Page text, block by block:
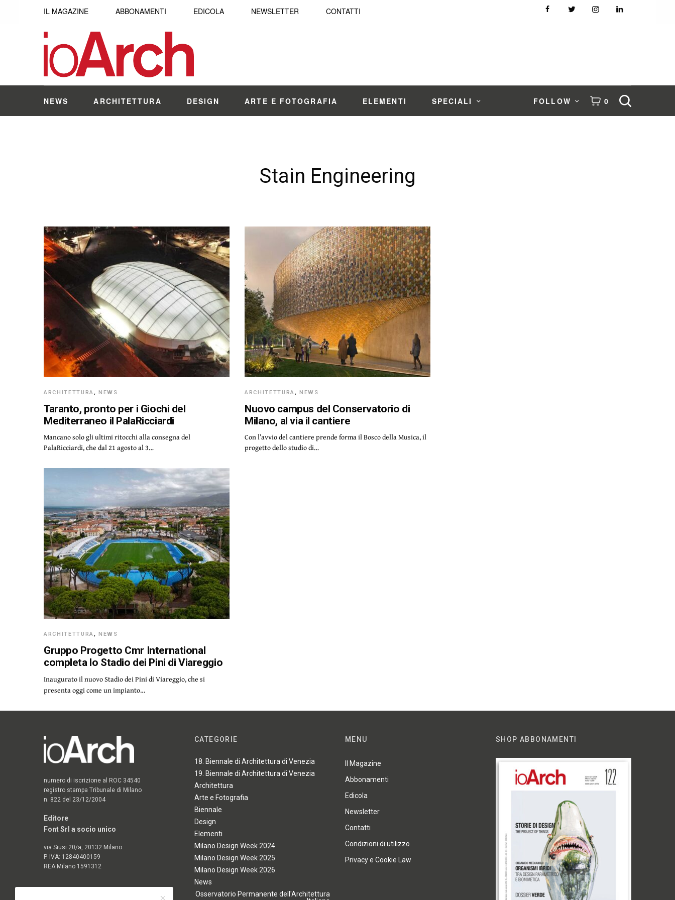
IL MAGAZINE ABBONAMENTI EDICOLA NEWSLETTER CONTATTI
NEWS ARCHITETTURA DESIGN ARTE E FOTOGRAFIA ELEMENTI SPECIALI FOLLOW 0
Stain Engineering
ARCHITETTURA,NEWS
Taranto, pronto per i Giochi del
Mediterraneo il PalaRicciardi
Mancano solo gli ultimi ritocchi alla consegna del
PalaRicciardi, che dal 21 agosto al 3…
ARCHITETTURA,NEWS
Nuovo campus del Conservatorio di
Milano, al via il cantiere
Con l’avvio del cantiere prende forma il Bosco della Musica, il
progetto dello studio di…
ARCHITETTURA,NEWS
Gruppo Progetto Cmr International
completa lo Stadio dei Pini di Viareggio
Inaugurato il nuovo Stadio dei Pini di Viareggio, che si
presenta oggi come un impianto…
numero di iscrizione al ROC 34540
registro stampa Tribunale di Milano
n. 822 del 23/12/2004
Editore
Font Srl a socio unico
via Siusi 20/a, 20132 Milano
P. IVA: 12840400159
REA Milano 1591312
CATEGORIE
18. Biennale di Architettura di Venezia
19. Biennale di Architettura di Venezia
Architettura
Arte e Fotografia
Biennale
Design
Elementi
Milano Design Week 2024
Milano Design Week 2025
Milano Design Week 2026
News
Osservatorio Permanente dell'Architettura
MENU
Il Magazine
Abbonamenti
Edicola
Newsletter
Contatti
Condizioni di utilizzo
Privacy e Cookie Law
SHOP ABBONAMENTI